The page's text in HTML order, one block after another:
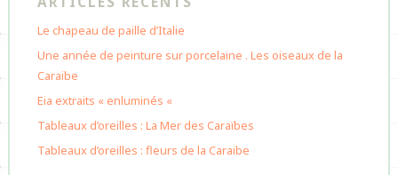
Le chapeau de paille d’Italie
Une année de peinture sur porcelaine . Les oiseaux de la
Caraibe
Eia extraits « enluminés «
Tableaux d’oreilles : La Mer des Caraïbes
Tableaux d’oreilles : fleurs de la Caraibe